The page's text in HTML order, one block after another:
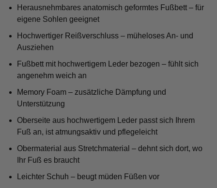
Herausnehmbares anatomisch geformtes Fußbett – für
eigene Sohlen geeignet
Hochwertiger Reißverschluss – müheloses An- und
Ausziehen
Fußbett mit hochwertigem Leder bezogen – fühlt sich
angenehm weich an
Memory Foam – zusätzliche Dämpfung und
Unterstützung
Oberseite aus hochwertigem Leder passt sich Ihrem
Fuß an, ist atmungsaktiv und pflegeleicht
Obermaterial aus Stretchmaterial – dehnt sich dort, wo
Ihr Fuß es braucht
Leichter Schuh – beugt müden Füßen vor